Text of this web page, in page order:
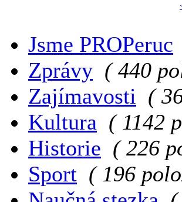
Jsme PROPeruc
Zprávy ( 440
Zajímavosti (
Kultura ( 1142
Historie ( 226
Sport ( 196